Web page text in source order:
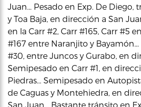
Juan… Pesado en Exp. De Diego,
y Toa Baja, en dirección a San
en la Carr #2, Carr #165, Carr #5
#167 entre Naranjito y
#30, entre Juncos y Gurabo, en
Semipesado en Carr #1, en
Piedras… Semipesado en
de Caguas y Montehiedra, en
San Juan… Bastante tránsito en